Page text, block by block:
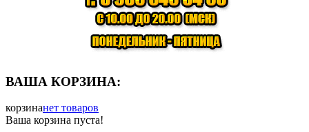
ВАША КОРЗИНА:
корзинанет товаров
Ваша корзина пуста!